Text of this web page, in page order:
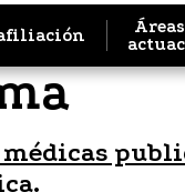
médicas